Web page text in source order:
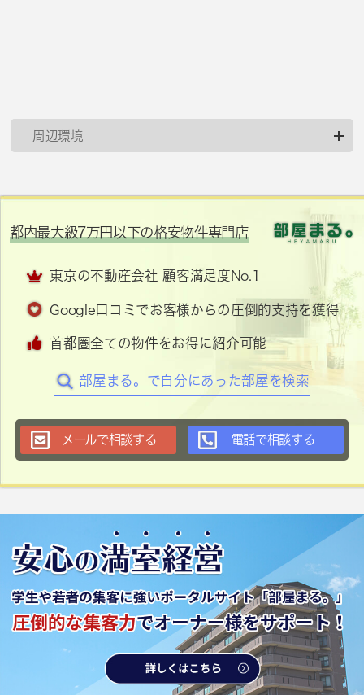
周辺環境
都内最大級7万円以下の格安物件専門店
東京の不動産会社 顧客満足度No.1
Google口コミでお客様からの圧倒的支持を獲得
首都圏全ての物件をお得に紹介可能
部屋まる。で自分にあった部屋を検索
メールで相談する 電話で相談する